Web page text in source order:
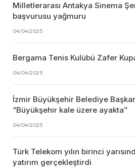
Milletlerarası Antakya Sinema
başvurusu yağmuru
04/04/2025
Bergama Tenis Kulübü Zafer
04/04/2025
İzmir Büyükşehir Belediye
“Büyükşehir kale üzere ayakta”
04/04/2025
Türk Telekom yılın birinci
yatırım gerçekleştirdi